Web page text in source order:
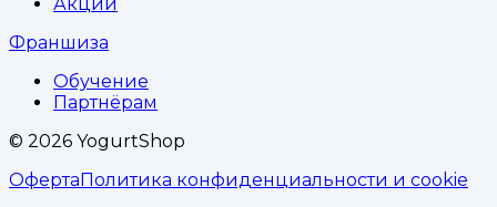
Франшиза
Обучение
Партнёрам
© 2026 YogurtShop
ОфертаПолитика конфиденциальности и cookie